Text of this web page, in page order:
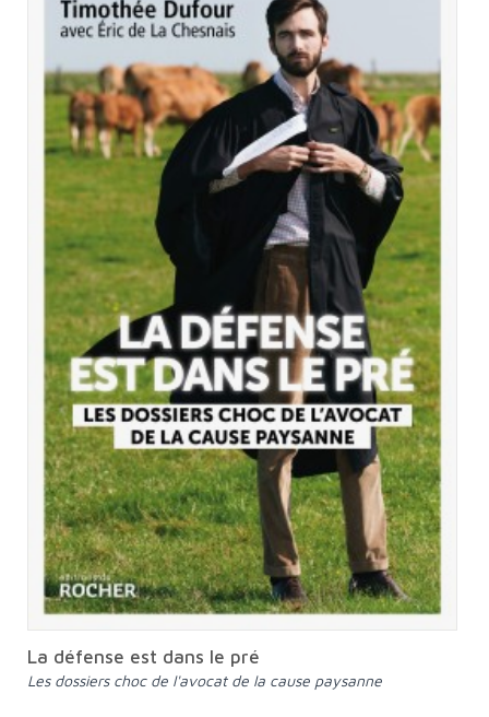
La défense est dans le pré
Les dossiers choc de l'avocat de la cause paysanne